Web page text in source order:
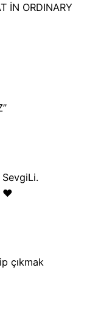
İN ORDINARY
♥
çıkmak